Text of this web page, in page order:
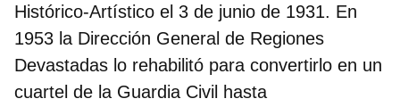
Histórico-Artístico el 3 de junio de 1931. En
1953 la Dirección General de Regiones
Devastadas lo rehabilitó para convertirlo en un
cuartel de la Guardia Civil hasta